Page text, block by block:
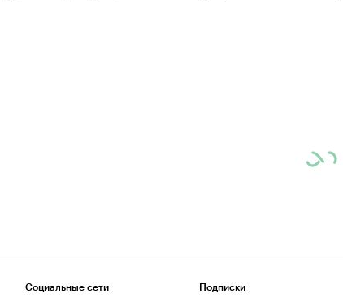
Социальные сети Подписки